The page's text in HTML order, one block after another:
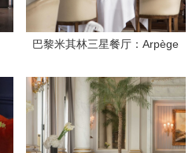
巴黎米其林三星餐厅：Arpège